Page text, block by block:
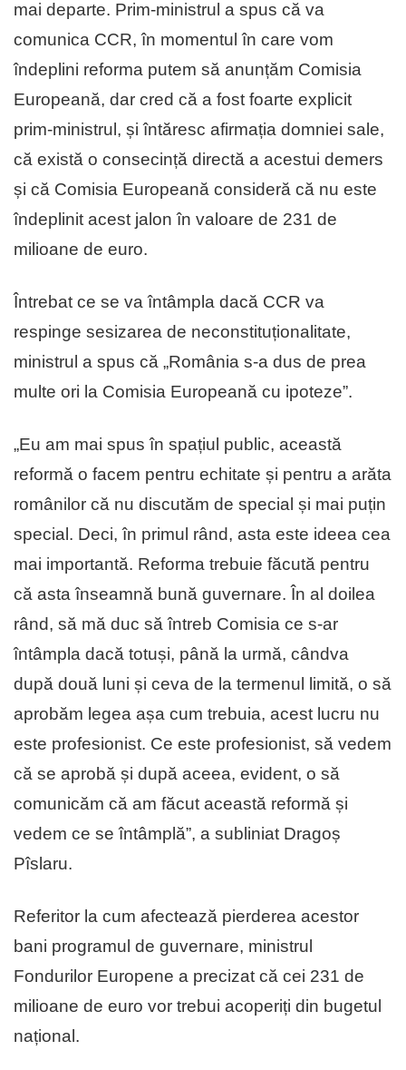
mai departe. Prim-ministrul a spus că va
comunica CCR, în momentul în care vom
îndeplini reforma putem să anunțăm Comisia
Europeană, dar cred că a fost foarte explicit
prim-ministrul, și întăresc afirmația domniei sale,
că există o consecință directă a acestui demers
și că Comisia Europeană consideră că nu este
îndeplinit acest jalon în valoare de 231 de
milioane de euro.
Întrebat ce se va întâmpla dacă CCR va
respinge sesizarea de neconstituționalitate,
ministrul a spus că „România s-a dus de prea
multe ori la Comisia Europeană cu ipoteze”.
„Eu am mai spus în spațiul public, această
reformă o facem pentru echitate și pentru a arăta
românilor că nu discutăm de special și mai puțin
special. Deci, în primul rând, asta este ideea cea
mai importantă. Reforma trebuie făcută pentru
că asta înseamnă bună guvernare. În al doilea
rând, să mă duc să întreb Comisia ce s-ar
întâmpla dacă totuși, până la urmă, cândva
după două luni și ceva de la termenul limită, o să
aprobăm legea așa cum trebuia, acest lucru nu
este profesionist. Ce este profesionist, să vedem
că se aprobă și după aceea, evident, o să
comunicăm că am făcut această reformă și
vedem ce se întâmplă”, a subliniat Dragoș
Pîslaru.
Referitor la cum afectează pierderea acestor
bani programul de guvernare, ministrul
Fondurilor Europene a precizat că cei 231 de
milioane de euro vor trebui acoperiți din bugetul
național.